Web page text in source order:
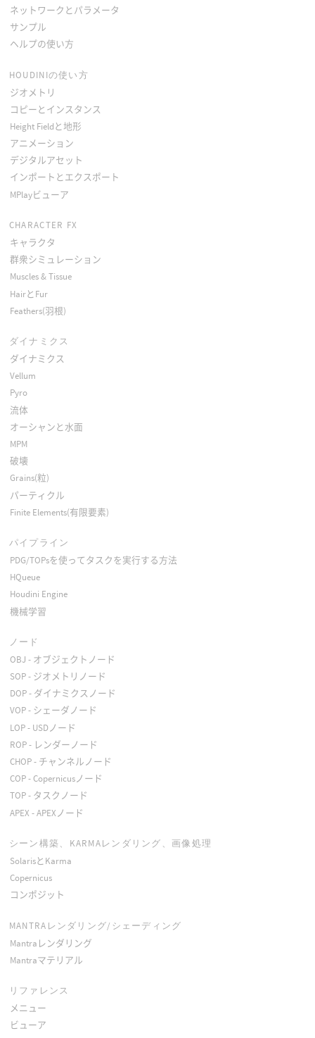
ネットワークとパラメータ
サンプル
ヘルプの使い方
HOUDINIの使い方
ジオメトリ
コピーとインスタンス
Height Fieldと地形
アニメーション
デジタルアセット
インポートとエクスポート
MPlayビューア
CHARACTER FX
キャラクタ
群衆シミュレーション
Muscles & Tissue
HairとFur
Feathers(羽根)
ダイナミクス
ダイナミクス
Vellum
Pyro
流体
オーシャンと水面
MPM
破壊
Grains(粒)
パーティクル
Finite Elements(有限要素)
パイプライン
PDG/TOPsを使ってタスクを実行する方法
HQueue
Houdini Engine
機械学習
ノード
OBJ - オブジェクトノード
SOP - ジオメトリノード
DOP - ダイナミクスノード
VOP - シェーダノード
LOP - USDノード
ROP - レンダーノード
CHOP - チャンネルノード
COP - Copernicusノード
TOP - タスクノード
APEX - APEXノード
シーン構築、KARMAレンダリング、画像処理
SolarisとKarma
Copernicus
コンポジット
MANTRAレンダリング/シェーディング
Mantraレンダリング
Mantraマテリアル
リファレンス
メニュー
ビューア